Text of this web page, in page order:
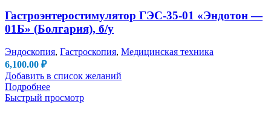
Гастроэнтеростимулятор ГЭС-35-01 «Эндотон —
01Б» (Болгария), б/у
Эндоскопия, Гастроскопия, Медицинская техника
6,100.00 ₽
Добавить в список желаний
Подробнее
Быстрый просмотр